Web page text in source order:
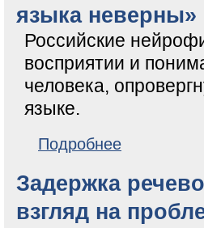
языка неверны»
Российские
восприятии и
человека,
языке.
Подробнее
Задержка
взгляд на